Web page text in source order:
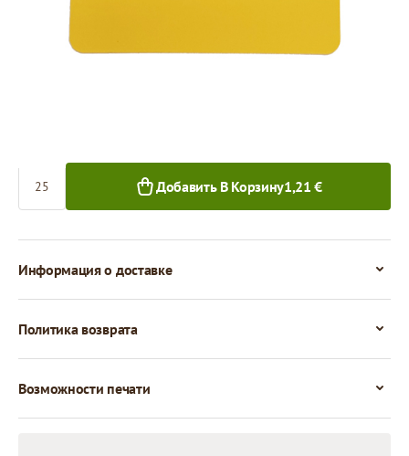
0,05 €
Количество
Добавить В Корзину1,21 €
Информация о доставке
Политика возврата
Возможности печати